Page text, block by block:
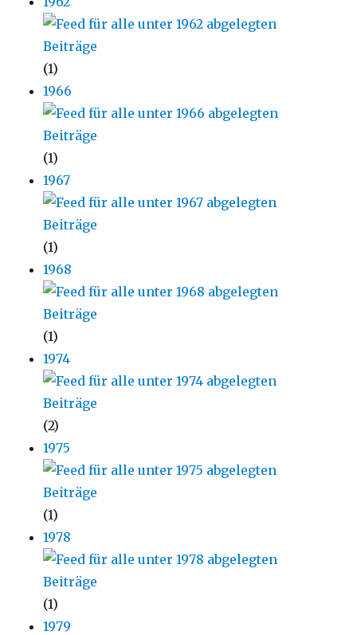
(1)
1966
(1)
1967
(1)
1968
(1)
1974
(2)
1975
(1)
1978
(1)
1979